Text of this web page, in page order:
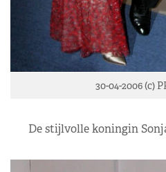
30-04-2006 (c)
De stijlvolle koningin